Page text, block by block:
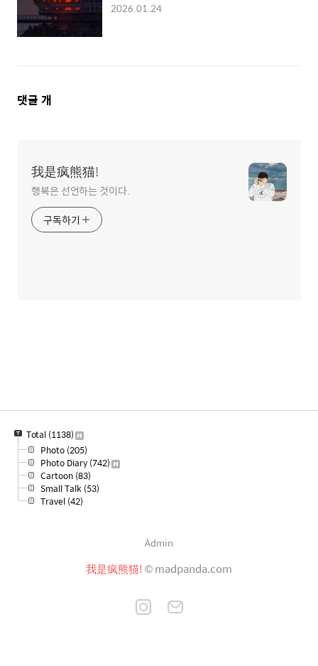
2026.01.24
댓
댓글 개
我是疯熊猫!
행복은 선언하는 것이다.
구독하기
Total (1138)
Photo (205)
Photo Diary (742)
Cartoon (83)
Small Talk (53)
Travel (42)
Admin
我是疯熊猫!© madpanda.com